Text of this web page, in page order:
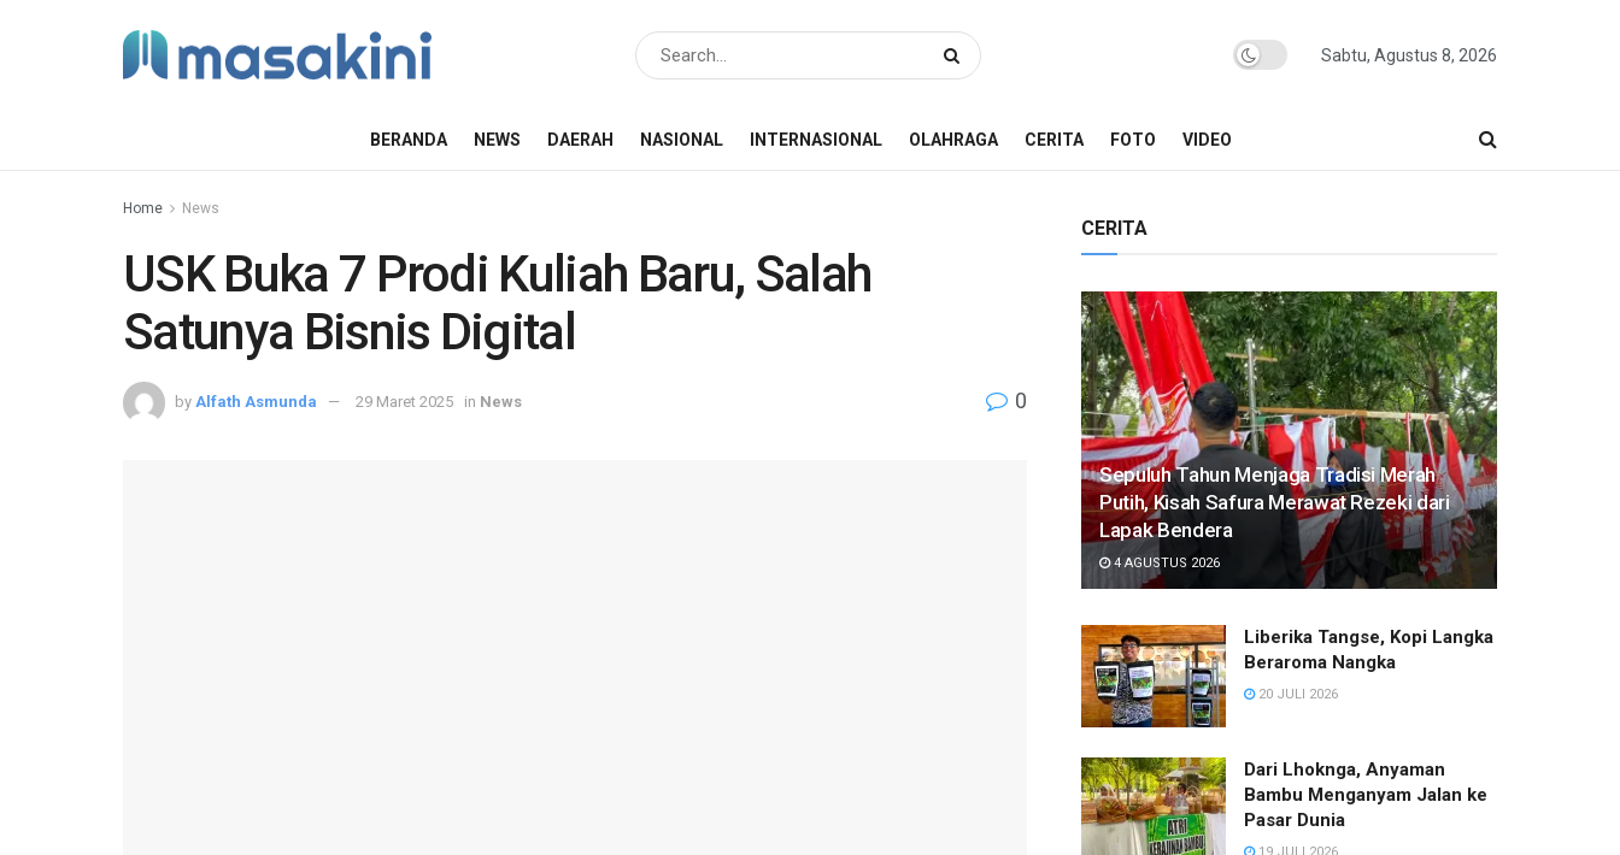
Sabtu, Agustus 8, 2026
BERANDA NEWS DAERAH NASIONAL INTERNASIONAL OLAHRAGA CERITA FOTO VIDEO
Home News
USK Buka 7 Prodi Kuliah Baru, Salah
Satunya Bisnis Digital
by Alfath Asmunda 29 Maret 2025 in News 0
CERITA
Sepuluh Tahun Menjaga Tradisi Merah
Putih, Kisah Safura Merawat Rezeki dari
Lapak Bendera
4 AGUSTUS 2026
Liberika Tangse, Kopi Langka
Beraroma Nangka
20 JULI 2026
Dari Lhoknga, Anyaman
Bambu Menganyam Jalan ke
Pasar Dunia